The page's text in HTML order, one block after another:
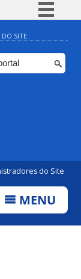
BR
SITE
do Site
MENU